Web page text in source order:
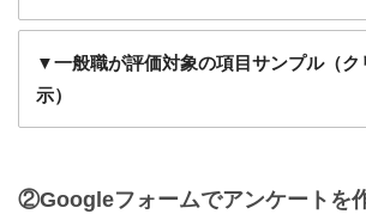
▼一般職が評価対象の項目サンプル（ク
示）
②Googleフォームでアンケートを